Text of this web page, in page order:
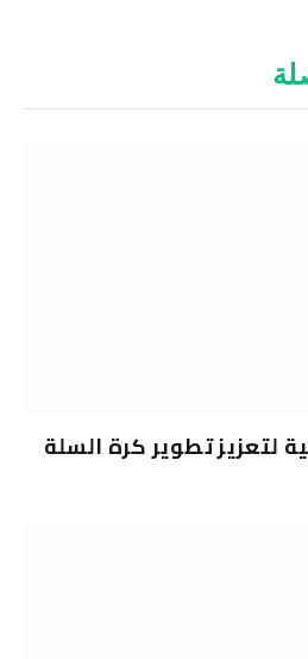
لتعزيز تطوير كرة السلة